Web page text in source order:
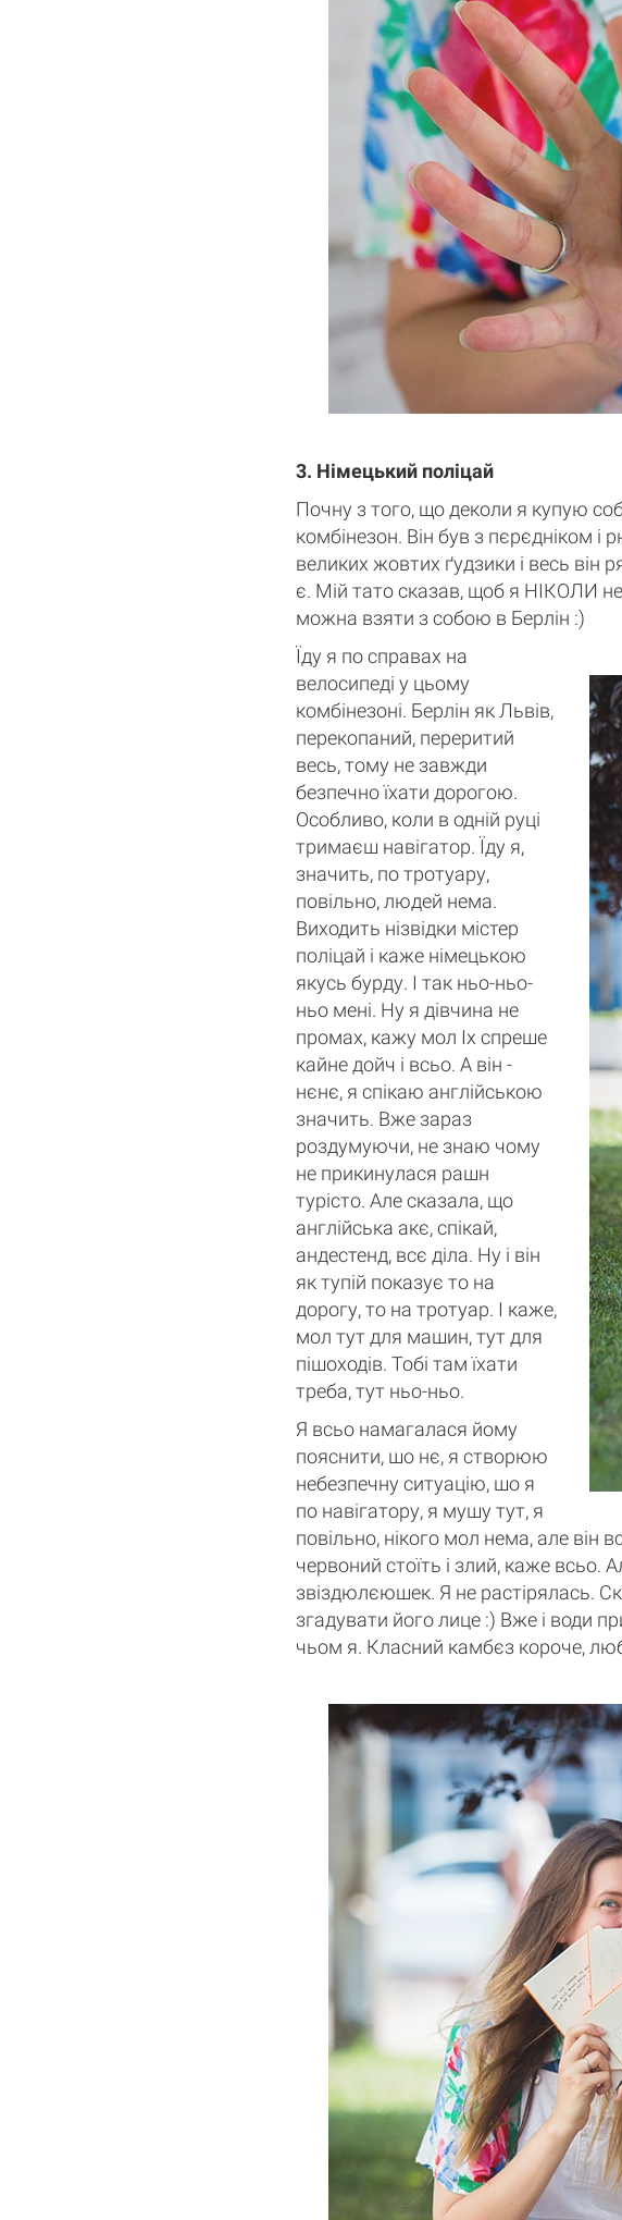
3. Німецький поліцай
Почну з того, що деколи я купую
комбінезон. Він був з пєрєдніком
великих жовтих ґудзики і весь
є. Мій тато сказав, щоб я НІКОЛИ
можна взяти з собою в Берлін :)
Їду я по справах на
велосипеді у цьому
комбінезоні. Берлін як Львів,
перекопаний, переритий
весь, тому не завжди
безпечно їхати дорогою.
Особливо, коли в одній руці
тримаєш навігатор. Їду я,
значить, по тротуару,
повільно, людей нема.
Виходить нізвідки містер
поліцай і каже німецькою
якусь бурду. І так ньо-ньо-
ньо мені. Ну я дівчина не
промах, кажу мол Іх спреше
кайне дойч і всьо. А він -
нєнє, я спікаю англійською
значить. Вже зараз
роздумуючи, не знаю чому
не прикинулася рашн
турісто. Але сказала, що
англійська акє, спікай,
андестенд, всє діла. Ну і він
як тупій показує то на
дорогу, то на тротуар. І каже,
мол тут для машин, тут для
пішоходів. Тобі там їхати
треба, тут ньо-ньо.
Я всьо намагалася йому
пояснити, шо нє, я створюю
небезпечну ситуацію, шо я
по навігатору, я мушу тут, я
повільно, нікого мол нема, але він
червоний стоїть і злий, каже всьо.
звіздюлєюшек. Я не растірялась.
згадувати його лице :) Вже і води
чьом я. Класний камбєз короче,
0 товари